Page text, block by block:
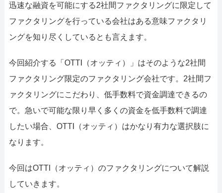
ファクタリングで通りやすい会社はどういう会社？
迅速な融資を可能にする2社間ファクタリングに限定して
ファクタリングを行っている会社はある意味ファクタリ
ングを知り尽くしているとも言えます。
今回紹介する「OTTI（オッティ）」はそのような2社間
ファクタリング限定のファクタリング会社です。2社間フ
ァクタリングにこだわり、低手数料で資金調達できるの
で。急いで可能な限り早く多くの資金を低手数料で調達
したい場合、OTTI（オッティ）はかなり有力な選択肢に
なります。
今回はOTTI（オッティ）のファクタリングについて解説
していきます。